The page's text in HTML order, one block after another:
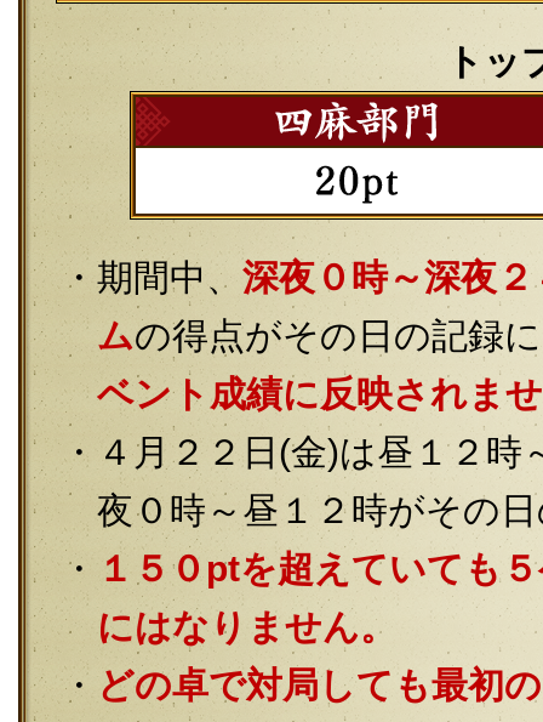
トッ
期間中、 深夜０時～深夜
ムの得点がその日の記録
ベント成績に反映されま
４月２２日(金)は昼１２
夜０時～昼１２時がその
１５０ptを超えていても
にはなりません。
どの卓で対局しても最初